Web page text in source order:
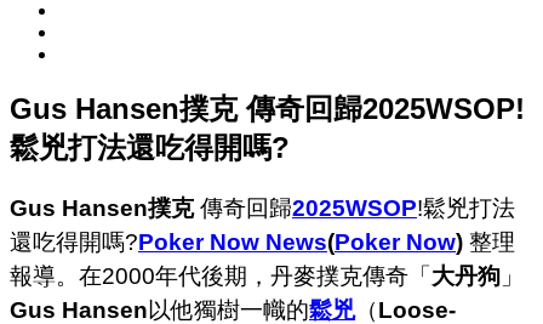
Gus Hansen撲克 傳奇回歸2025WSOP!
鬆兇打法還吃得開嗎?
Gus Hansen撲克傳奇回歸2025WSOP!鬆兇打法
還吃得開嗎?Poker Now News(Poker Now) 整理
報導。在2000年代後期，丹麥撲克傳奇「大丹狗 」
Gus Hansen以他獨樹一幟的鬆兇（Loose-